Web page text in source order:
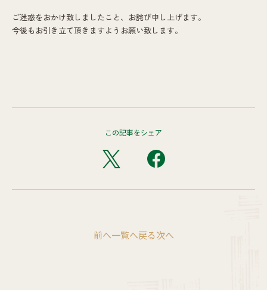
ご迷惑をおかけ致しましたこと、お詫び申し上げます。
今後もお引き立て頂きますようお願い致します。
この記事をシェア
前へ一覧へ戻る次へ